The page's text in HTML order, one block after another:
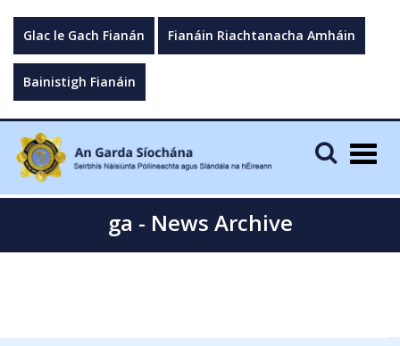
Glac le Gach Fianán Fianáin Riachtanacha Amháin
Bainistigh Fianáin
ga - News Archive